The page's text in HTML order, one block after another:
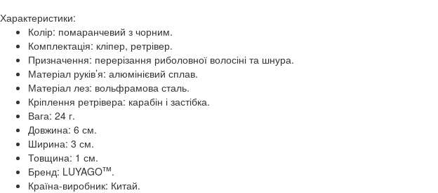
Характеристики:
Колір: помаранчевий з чорним.
Комплектація: кліпер, ретрівер.
Призначення: перерізання риболовної волосіні та шнура.
Матеріал руків’я: алюмінієвий сплав.
Матеріал лез: вольфрамова сталь.
Кріплення ретрівера: карабін і застібка.
Вага: 24 г.
Довжина: 6 см.
Ширина: 3 см.
Товщина: 1 см.
Бренд: LUYAGOтм.
Країна-виробник: Китай.